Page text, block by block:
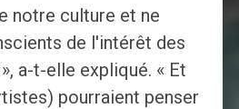
notre culture et ne
de l'intérêt des
a-t-elle expliqué. « Et
pourraient penser